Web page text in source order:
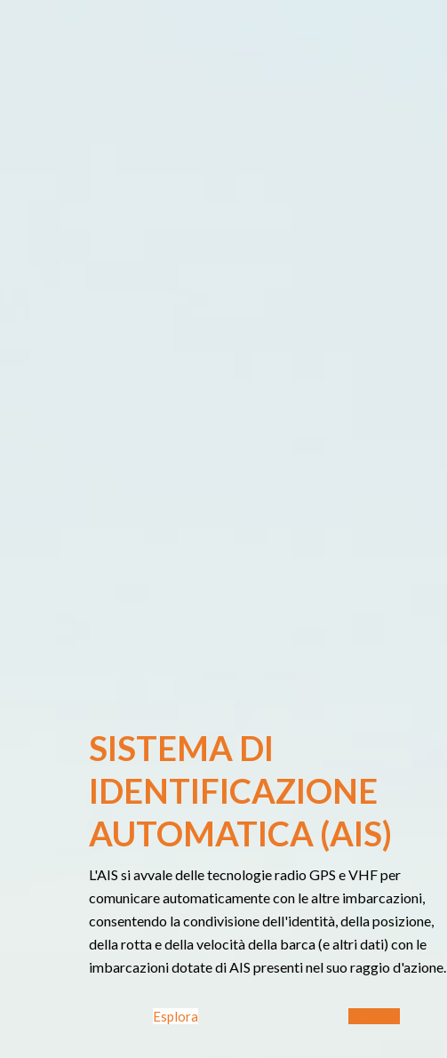
SISTEMA DI
IDENTIFICAZIONE
AUTOMATICA (AIS)
L'AIS si avvale delle tecnologie radio GPS e VHF per
comunicare automaticamente con le altre imbarcazioni,
consentendo la condivisione dell'identità, della posizione,
della rotta e della velocità della barca (e altri dati) con le
imbarcazioni dotate di AIS presenti nel suo raggio d'azione.
Esplora